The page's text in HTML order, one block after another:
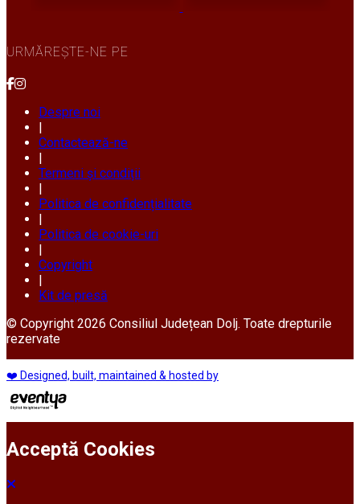
URMĂREȘTE-NE PE
Despre noi
Contactează-ne
Termeni și condiții
Politica de confidențialitate
Politica de cookie-uri
Copyright
Kit de presă
© Copyright 2026 Consiliul Județean Dolj. Toate drepturile
rezervate
❤️ Designed, built, maintained & hosted by
Acceptă Cookies